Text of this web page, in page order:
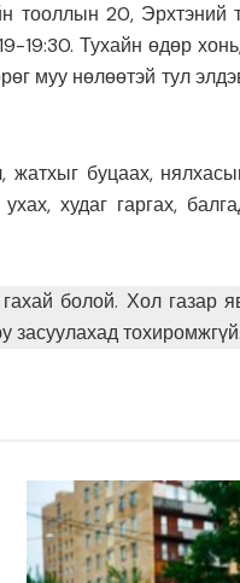
20, Эрхтэний
19:30. Тухайн өдөр
муу нөлөөтэй тул
буцаах,
худаг гаргах,
болой. Хол газар
засуулахад тохиромжгүй.